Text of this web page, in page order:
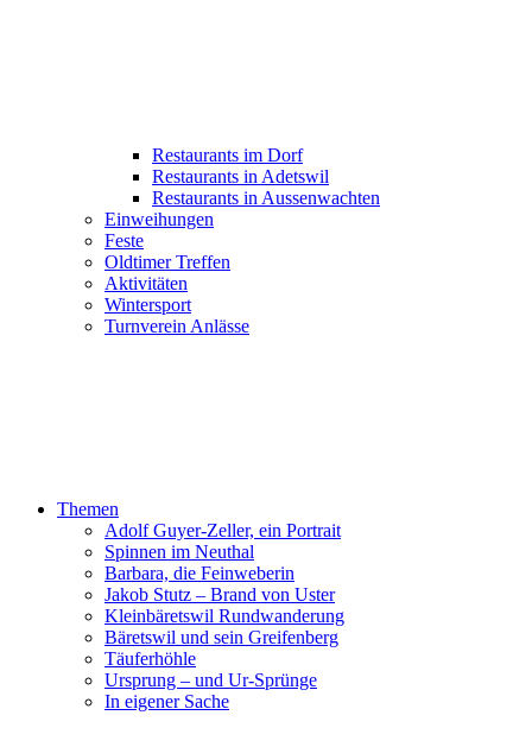
Restaurants im Dorf
Restaurants in Adetswil
Restaurants in Aussenwachten
Einweihungen
Feste
Oldtimer Treffen
Aktivitäten
Wintersport
Turnverein Anlässe
Themen
Adolf Guyer-Zeller, ein Portrait
Spinnen im Neuthal
Barbara, die Feinweberin
Jakob Stutz – Brand von Uster
Kleinbäretswil Rundwanderung
Bäretswil und sein Greifenberg
Täuferhöhle
Ursprung – und Ur-Sprünge
In eigener Sache